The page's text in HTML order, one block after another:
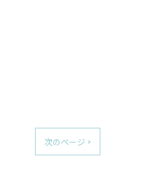
次のページ >